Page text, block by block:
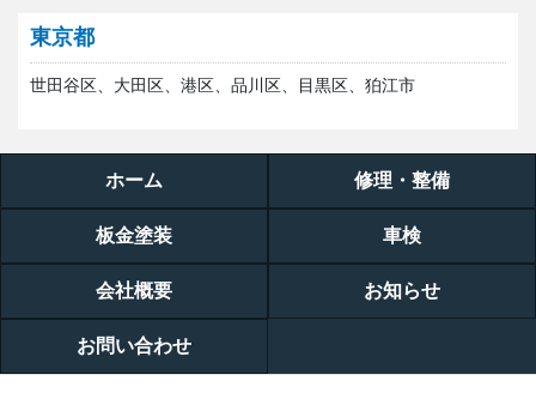
東京都
世田谷区、大田区、港区、品川区、目黒区、狛江市
ホーム 修理・整備
板金塗装 車検
会社概要 お知らせ
お問い合わせ